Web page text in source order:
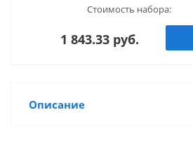
Стоимость набора:
1 843.33 руб.
Описание